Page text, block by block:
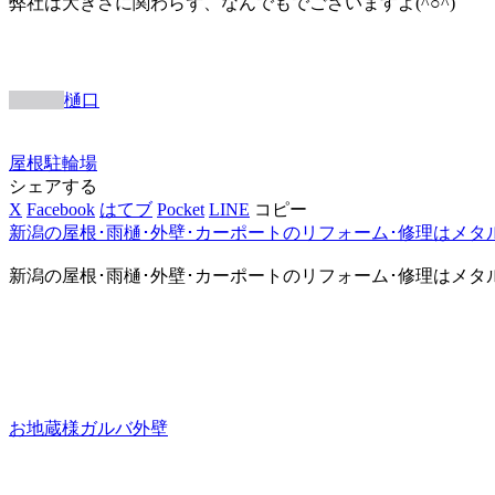
樋口
屋根駐輪場
シェアする
X Facebook はてブ Pocket LINE コピー
新潟の屋根･雨樋･外壁･カーポートのリフォーム･修理はメタ
新潟の屋根･雨樋･外壁･カーポートのリフォーム･修理はメタ
お地蔵様ガルバ外壁